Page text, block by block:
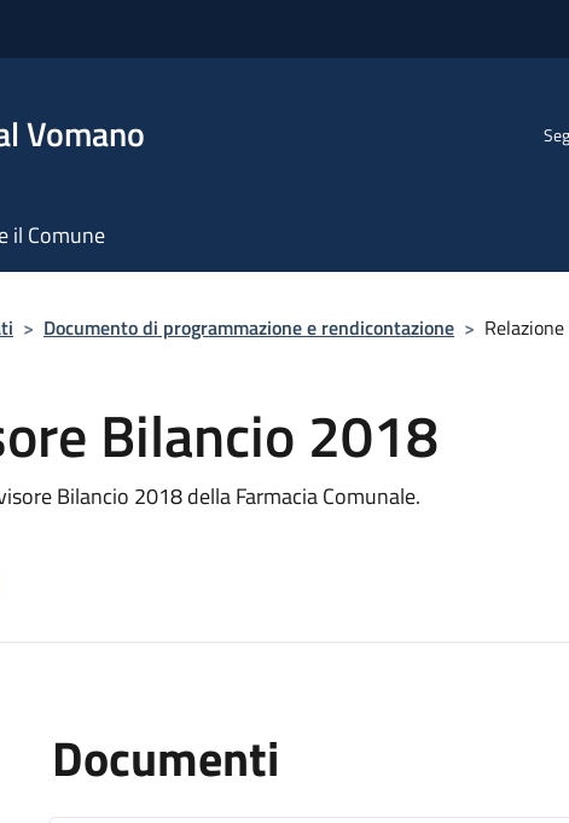
Vomano
il Comune
> Documento di programmazione e rendicontazione >
Bilancio 2018
Bilancio 2018 della Farmacia Comunale.
Documenti